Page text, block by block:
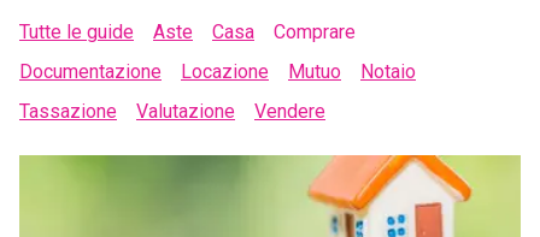
Tutte le guide Aste Casa
Comprare
Documentazione
Locazione Mutuo
Notaio
Tassazione
Valutazione Vendere